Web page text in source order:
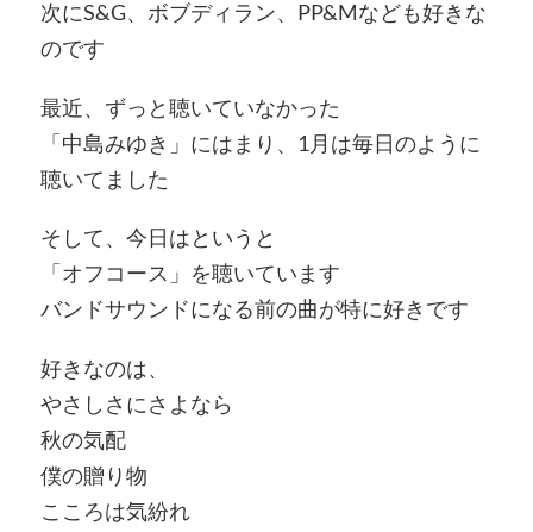
次にS&G、ボブディラン、PP&Mなども好きな
のです
最近、ずっと聴いていなかった
「中島みゆき」にはまり、1月は毎日のように
聴いてました
そして、今日はというと
「オフコース」を聴いています
バンドサウンドになる前の曲が特に好きです
好きなのは、
やさしさにさよなら
秋の気配
僕の贈り物
こころは気紛れ